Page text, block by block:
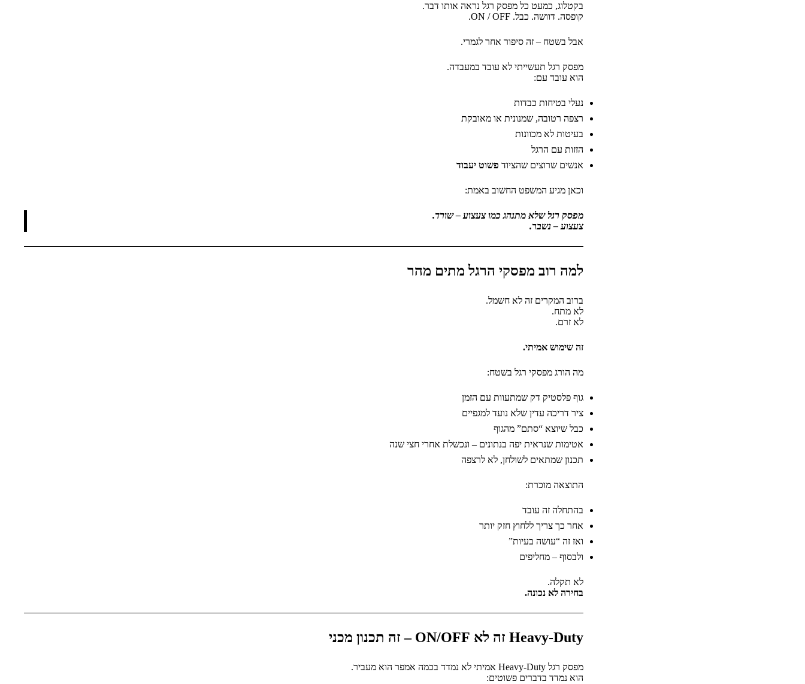
בקטלוג, כמעט כל מפסק רגל נראה אותו דבר.
קופסה. דוושה. כבל. ON / OFF.
אבל בשטח – זה סיפור אחר לגמרי.
מפסק רגל תעשייתי לא עובד במעבדה.
הוא עובד עם:
נעלי בטיחות כבדות
רצפה רטובה, שמנונית או מאובקת
בעיטות לא מכוונות
הזזות עם הרגל
אנשים שרוצים שהציוד פשוט יעבוד
וכאן מגיע המשפט החשוב באמת:
מפסק רגל שלא מתנהג כמו צעצוע – שורד.
צעצוע – נשבר.
למה רוב מפסקי הרגל מתים מהר
ברוב המקרים זה לא חשמל.
לא מתח.
לא זרם.
זה שימוש אמיתי.
מה הורג מפסקי רגל בשטח:
גוף פלסטיק דק שמתעוות עם הזמן
ציר דריכה עדין שלא נועד למגפיים
כבל שיוצא “סתם” מהגוף
אטימות שנראית יפה בנתונים – ונכשלת אחרי חצי שנה
תכנון שמתאים לשולחן, לא לרצפה
התוצאה מוכרת:
בהתחלה זה עובד
אחר כך צריך ללחוץ חזק יותר
ואז זה “עושה בעיות”
ולבסוף – מחליפים
לא תקלה.
בחירה לא נכונה.
Heavy-Duty זה לא ON/OFF – זה תכנון מכני
מפסק רגל Heavy-Duty אמיתי לא נמדד בכמה אמפר הוא מעביר.
הוא נמדד בדברים פשוטים: